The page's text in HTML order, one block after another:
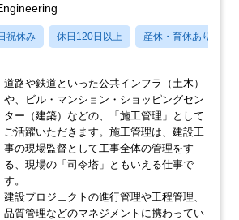
祝休み 休日120日以上 産休・育休あり
道路や鉄道といった公共インフラ（土木）
や、ビル・マンション・ショッピングセン
ター（建築）などの、「施工管理」として
ご活躍いただきます。施工管理は、建設工
事の現場監督として工事全体の管理をす
る、現場の「司令塔」ともいえる仕事で
す。
建設プロジェクトの進行管理や工程管理、
品質管理などのマネジメントに携わってい